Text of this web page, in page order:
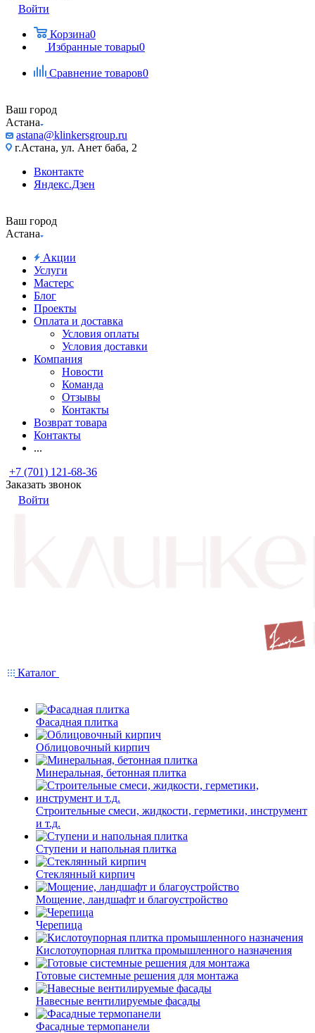
Войти
Корзина0
Избранные товары0
Сравнение товаров0
Ваш город
Астана
astana@klinkersgroup.ru
г.Астана, ул. Анет баба, 2
Вконтакте
Яндекс.Дзен
Ваш город
Астана
Акции
Услуги
Мастерс
Блог
Проекты
Оплата и доставка
Условия оплаты
Условия доставки
Компания
Новости
Команда
Отзывы
Контакты
Возврат товара
Контакты
...
+7 (701) 121-68-36
Заказать звонок
Войти
Каталог
Фасадная плитка
Облицовочный кирпич
Минеральная, бетонная плитка
Строительные смеси, жидкости, герметики, инструмент
и т.д.
Ступени и напольная плитка
Cтеклянный кирпич
Мощение, ландшафт и благоустройство
Черепица
Кислотоупорная плитка промышленного назначения
Готовые системные решения для монтажа
Навесные вентилируемые фасады
Фасадные термопанели